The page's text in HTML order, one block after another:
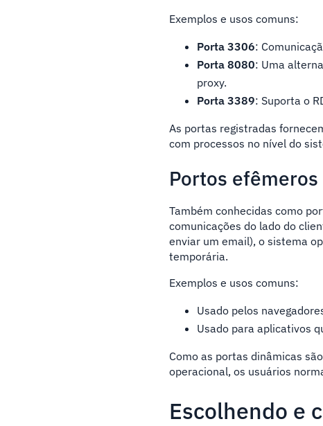
Exemplos e usos comuns:
Porta 3306:
Porta 8080: Uma
proxy.
Porta 3389: Suporta o
As portas registradas
com processos no nível do
Portos
Também conhecidas como
comunicações do lado do
enviar um email), o sistema
temporária.
Exemplos e usos comuns:
Usado pelos
Usado para aplicativos
Como as portas dinâmicas
operacional, os usuários
Escolhendo e